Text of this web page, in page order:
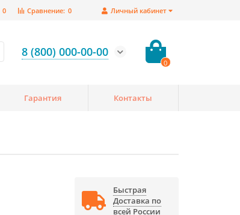
Личный кабинет
Сравнение: 0
0
8 (800) 000-00-00
0
Гарантия Контакты
Быстрая
Доставка по
всей России